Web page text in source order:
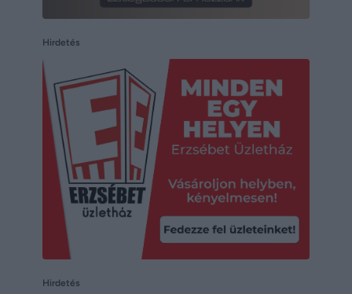
Hirdetés
Hirdetés